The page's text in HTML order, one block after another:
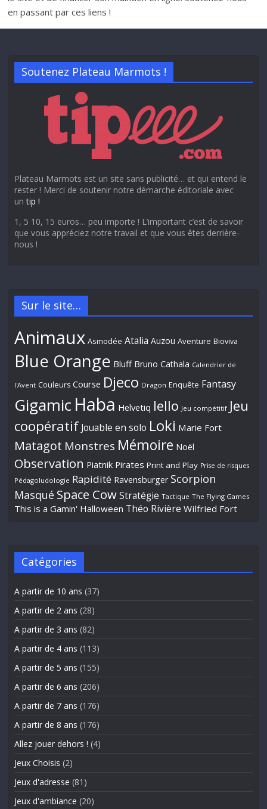
en passant par ces liens !
Soutenez Plateau Marmots !
Plateau Marmots est un site sans publicité… et qui entend le
rester ! Merci de soutenir notre démarche éditoriale avec
untip !
1, 5 10, 15 euros… peu importe ! L’important c’est de savoir
que vous appréciez notre travail et que vous êtes derrière-
nous !
Sur le site…
Animaux Asmodée Atalia Auzou Aventure Bioviva
Blue Orange Bluff Bruno Cathala Calendrier de
l'Avent Couleurs Course Djeco Dragon Enquête Fantasy
Gigamic Haba Helvetiq Iello Jeu compétitif Jeu
coopératif Jouable en solo Loki Marie Fort
Matagot Monstres Mémoire Noël
Observation Piatnik Pirates Print and Play Prise de risques
Pédagoludologie Rapidité Ravensburger Scorpion
Masqué Space Cow Stratégie Tactique The Flying Games
This is a Gamin' Halloween Théo Rivière Wilfried Fort
Catégories
A partir de 10 ans (37)
A partir de 2 ans (28)
A partir de 3 ans (82)
A partir de 4 ans (113)
A partir de 5 ans (155)
A partir de 6 ans (206)
A partir de 7 ans (176)
A partir de 8 ans (176)
Allez jouer dehors ! (4)
Jeux Choisis (2)
Jeux d'adresse (81)
Jeux d'ambiance (20)